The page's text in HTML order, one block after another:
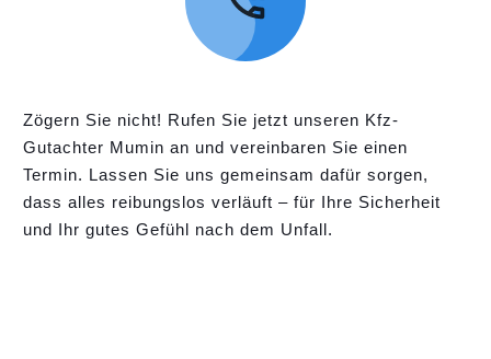
Zögern Sie nicht! Rufen Sie jetzt unseren Kfz-
Gutachter Mumin an und vereinbaren Sie einen
Termin. Lassen Sie uns gemeinsam dafür sorgen,
dass alles reibungslos verläuft – für Ihre Sicherheit
und Ihr gutes Gefühl nach dem Unfall.